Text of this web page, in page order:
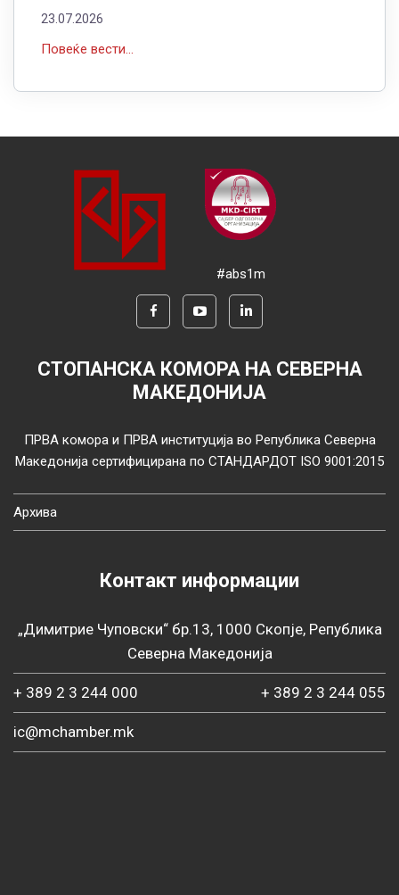
23.07.2026
Повеќе вести...
#abs1m
СТОПАНСКА КОМОРА НА СЕВЕРНА
МАКЕДОНИЈА
ПРВА комора и ПРВА институција во Република Северна
Македонија сертифицирана по СТАНДАРДОТ ISO 9001:2015
Архива
Контакт информации
„Димитрие Чуповски“ бр.13, 1000 Скопје, Република
Северна Македонија
+ 389 2 3 244 000 + 389 2 3 244 055
ic@mchamber.mk